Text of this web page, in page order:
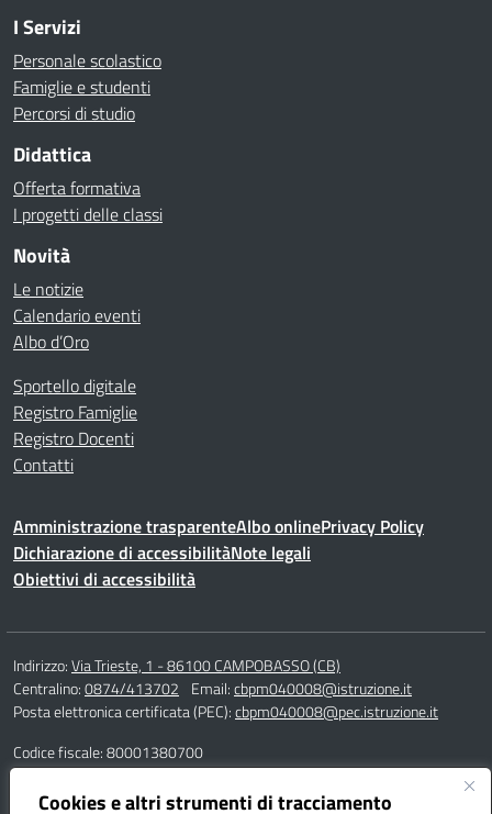
Cookies e altri strumenti di tracciamento
I Servizi
Personale scolastico
Famiglie e studenti
Percorsi di studio
Didattica
Offerta formativa
I progetti delle classi
Novità
Le notizie
Calendario eventi
Albo d’Oro
Sportello digitale
Registro Famiglie
Registro Docenti
Contatti
Amministrazione trasparenteAlbo onlinePrivacy Policy
Dichiarazione di accessibilitàNote legali
Obiettivi di accessibilità
Indirizzo:Via Trieste, 1 - 86100 CAMPOBASSO (CB)
Centralino:0874/413702 Email:cbpm040008@istruzione.it
Posta elettronica certificata (PEC):cbpm040008@pec.istruzione.it
Codice fiscale: 80001380700
Codice meccanografico:CBPM040008
Codice Indice delle Pubbliche Amministrazioni (IPA): istsc_cbpm040008